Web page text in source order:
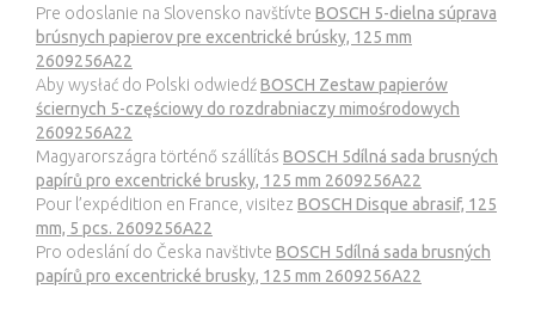
Pre odoslanie na Slovensko navštívte BOSCH 5-dielna súprava
brúsnych papierov pre excentrické brúsky, 125 mm
2609256A22
Aby wysłać do Polski odwiedźBOSCH Zestaw papierów
ściernych 5-częściowy do rozdrabniaczy mimośrodowych
2609256A22
Magyarországra történő szállítás BOSCH 5dílná sada brusných
papírů pro excentrické brusky, 125 mm 2609256A22
Pour l’expédition en France, visitez BOSCH Disque abrasif, 125
mm, 5 pcs. 2609256A22
Pro odeslání do Česka navštivte BOSCH 5dílná sada brusných
papírů pro excentrické brusky, 125 mm 2609256A22